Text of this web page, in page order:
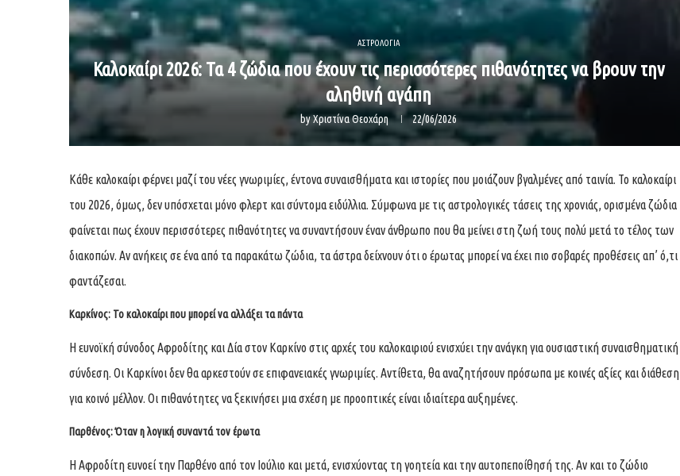
ΑΣΤΡΟΛΟΓΙΑ
Καλοκαίρι 2026: Τα 4 ζώδια που έχουν τις περισσότερες πιθανότητες να βρουν την
αληθινή αγάπη
byΧριστίνα Θεοχάρη 22/06/2026
Κάθε καλοκαίρι φέρνει μαζί του νέες γνωριμίες, έντονα συναισθήματα και ιστορίες που μοιάζουν βγαλμένες από ταινία. Το καλοκαίρι
του 2026, όμως, δεν υπόσχεται μόνο φλερτ και σύντομα ειδύλλια. Σύμφωνα με τις αστρολογικές τάσεις της χρονιάς, ορισμένα ζώδια
φαίνεται πως έχουν περισσότερες πιθανότητες να συναντήσουν έναν άνθρωπο που θα μείνει στη ζωή τους πολύ μετά το τέλος των
διακοπών. Αν ανήκεις σε ένα από τα παρακάτω ζώδια, τα άστρα δείχνουν ότι ο έρωτας μπορεί να έχει πιο σοβαρές προθέσεις απ’ ό,τι
φαντάζεσαι.
Καρκίνος: Το καλοκαίρι που μπορεί να αλλάξει τα πάντα
Η ευνοϊκή σύνοδος Αφροδίτης και Δία στον Καρκίνο στις αρχές του καλοκαιριού ενισχύει την ανάγκη για ουσιαστική συναισθηματική
σύνδεση. Οι Καρκίνοι δεν θα αρκεστούν σε επιφανειακές γνωριμίες. Αντίθετα, θα αναζητήσουν πρόσωπα με κοινές αξίες και διάθεση
για κοινό μέλλον. Οι πιθανότητες να ξεκινήσει μια σχέση με προοπτικές είναι ιδιαίτερα αυξημένες.
Παρθένος: Όταν η λογική συναντά τον έρωτα
Η Αφροδίτη ευνοεί την Παρθένο από τον Ιούλιο και μετά, ενισχύοντας τη γοητεία και την αυτοπεποίθησή της. Αν και το ζώδιο